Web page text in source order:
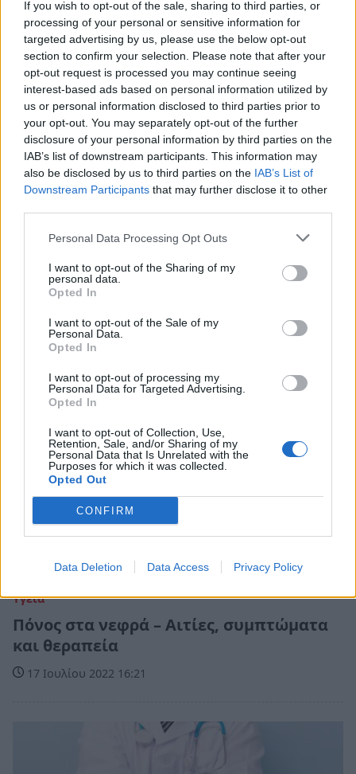
If you wish to opt-out of the sale, sharing to third parties, or
processing of your personal or sensitive information for
targeted advertising by us, please use the below opt-out
section to confirm your selection. Please note that after your
opt-out request is processed you may continue seeing
interest-based ads based on personal information utilized by
us or personal information disclosed to third parties prior to
your opt-out. You may separately opt-out of the further
disclosure of your personal information by third parties on the
IAB’s list of downstream participants. This information may
also be disclosed by us to third parties on the IAB’s List of
Downstream Participants that may further disclose it to other
Personal Data Processing Opt Outs
I want to opt-out of the Sharing of my
personal data.
Opted In
I want to opt-out of the Sale of my
Personal Data.
Opted In
I want to opt-out of processing my
Personal Data for Targeted Advertising.
Opted In
I want to opt-out of Collection, Use,
Retention, Sale, and/or Sharing of my
Personal Data that Is Unrelated with the
Purposes for which it was collected.
Opted Out
CONFIRM
Data Deletion Data Access Privacy Policy
Η ζωή μετά την αιμοκάθαρση – Όλα όσα
θέλετε να γνωρίζετε
04 Αυγούστου 2022 11:58
Υγεία
Πόνος στα νεφρά – Αιτίες, συμπτώματα
και θεραπεία
17 Ιουλίου 2022 16:21